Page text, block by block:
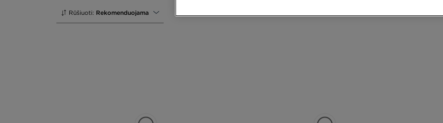
Rūšiuoti: Rekomenduojama